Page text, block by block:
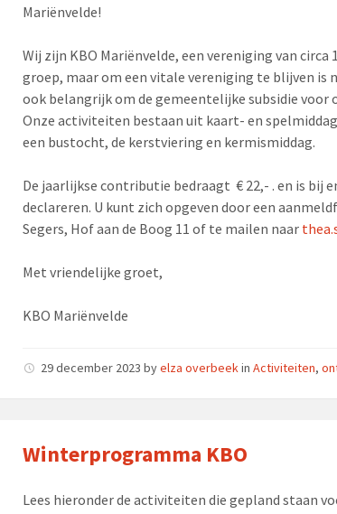
Mariënvelde!
Wij zijn KBO Mariënvelde, een vereniging van circa
groep, maar om een vitale vereniging te blijven is
ook belangrijk om de gemeentelijke subsidie voor
Onze activiteiten bestaan uit kaart- en
een bustocht, de kerstviering en kermismiddag.
De jaarlijkse contributie bedraagt € 22,- . en is bij
declareren. U kunt zich opgeven door een
Segers, Hof aan de Boog 11 of te mailen naar
Met vriendelijke groet,
KBO Mariënvelde
29 december 2023byelza overbeekinActiviteiten,
Winterprogramma KBO
Lees hieronder de activiteiten die gepland staan